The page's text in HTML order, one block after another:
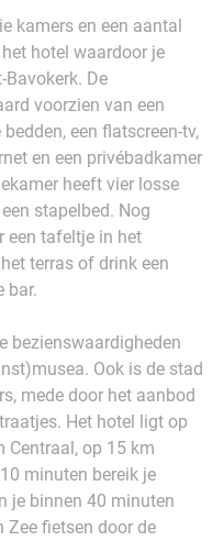
kamers en een aantal
hotel waardoor je
De
voorzien van een
een flatscreen-tv,
en een privébadkamer
heeft vier losse
stapelbed. Nog
een tafeltje in het
terras of drink een
bar.
bezienswaardigheden
Ook is de stad
mede door het aanbod
Het hotel ligt op
op 15 km
minuten bereik je
je binnen 40 minuten
fietsen door de